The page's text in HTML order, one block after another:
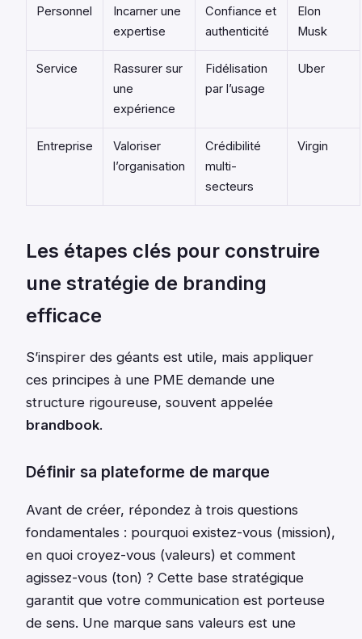
Personnel
Incarner une
expertise
Confiance et
authenticité
Elon
Musk
Service
Rassurer sur
une
expérience
Fidélisation
par l’usage
Uber
Entreprise
Valoriser
l’organisation
Crédibilité
multi-
secteurs
Virgin
Les étapes clés pour construire
une stratégie de branding
efficace
S’inspirer des géants est utile, mais appliquer
ces principes à une PME demande une
structure rigoureuse, souvent appelée
brandbook.
Définir sa plateforme de marque
Avant de créer, répondez à trois questions
fondamentales : pourquoi existez-vous (mission),
en quoi croyez-vous (valeurs) et comment
agissez-vous (ton) ? Cette base stratégique
garantit que votre communication est porteuse
de sens. Une marque sans valeurs est une